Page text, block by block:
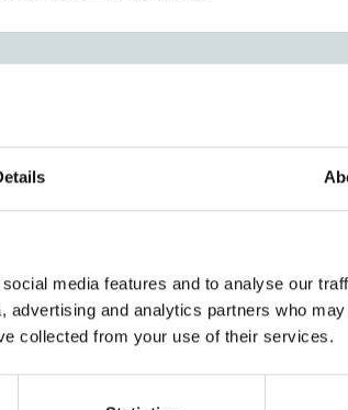
media features and to analyse our
and analytics partners who
collected from your use of their services.
mit Hilfe eines sternförmigen